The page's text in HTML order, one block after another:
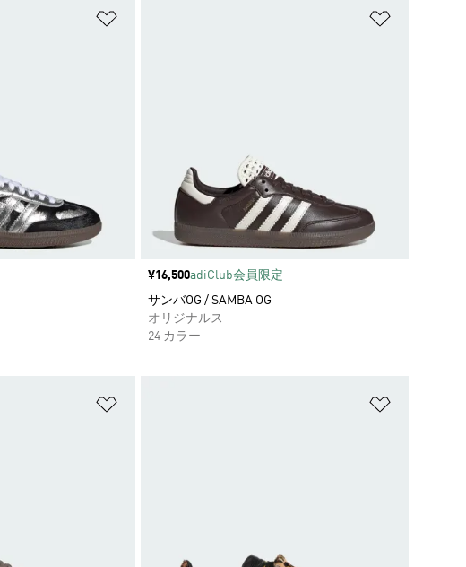
価格
¥16,500adiClub会員限定
サンバOG / SAMBA OG
オリジナルス
24 カラー